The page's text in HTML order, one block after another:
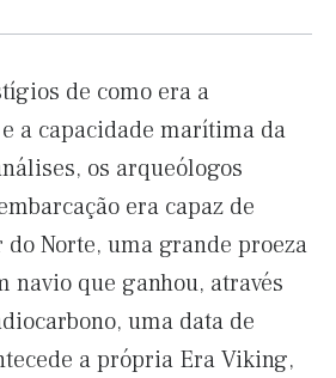
de como era a
a capacidade marítima da
os arqueólogos
era capaz de
Norte, uma grande proeza
navio que ganhou, através
uma data de
a própria Era Viking,